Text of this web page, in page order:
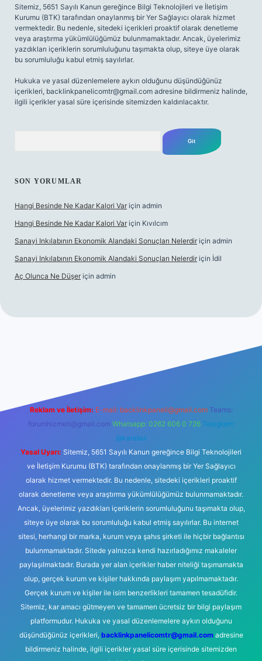
Sitemiz, 5651 Sayılı Kanun gereğince Bilgi Teknolojileri ve İletişim
Kurumu (BTK) tarafından onaylanmış bir Yer Sağlayıcı olarak hizmet
vermektedir. Bu nedenle, sitedeki içerikleri proaktif olarak denetleme
veya araştırma yükümlülüğümüz bulunmamaktadır. Ancak, üyelerimiz
yazdıkları içeriklerin sorumluluğunu taşımakta olup, siteye üye olarak
bu sorumluluğu kabul etmiş sayılırlar.
Hukuka ve yasal düzenlemelere aykırı olduğunu düşündüğünüz
içerikleri, backlinkpanelicomtr@gmail.com adresine bildirmeniz halinde,
ilgili içerikler yasal süre içerisinde sitemizden kaldırılacaktır.
SON YORUMLAR
Hangi Besinde Ne Kadar Kalori Var için admin
Hangi Besinde Ne Kadar Kalori Var için Kıvılcım
Sanayi Inkılabının Ekonomik Alandaki Sonuçları Nelerdir için admin
Sanayi Inkılabının Ekonomik Alandaki Sonuçları Nelerdir için İdil
Aç Olunca Ne Düşer için admin
Reklam ve İletişim: E-mail: backlinkpaneli@gmail.com Teams:
forumhizmeti@gmail.com Whatsapp: 0262 606 0 726 Telegram:
@karabul
Yasal Uyarı: Sitemiz, 5651 Sayılı Kanun gereğince Bilgi Teknolojileri
ve İletişim Kurumu (BTK) tarafından onaylanmış bir Yer Sağlayıcı
olarak hizmet vermektedir. Bu nedenle, sitedeki içerikleri proaktif
olarak denetleme veya araştırma yükümlülüğümüz bulunmamaktadır.
Ancak, üyelerimiz yazdıkları içeriklerin sorumluluğunu taşımakta olup,
siteye üye olarak bu sorumluluğu kabul etmiş sayılırlar. Bu internet
sitesi, herhangi bir marka, kurum veya şahıs şirketi ile hiçbir bağlantısı
bulunmamaktadır. Sitede yalnızca kendi hazırladığımız makaleler
paylaşılmaktadır. Burada yer alan içerikler haber niteliği taşımamakta
olup, gerçek kurum ve kişiler hakkında paylaşım yapılmamaktadır.
Gerçek kurum ve kişiler ile isim benzerlikleri tamamen tesadüfidir.
Sitemiz, kar amacı gütmeyen ve tamamen ücretsiz bir bilgi paylaşım
platformudur. Hukuka ve yasal düzenlemelere aykırı olduğunu
düşündüğünüz içerikleri, backlinkpanelicomtr@gmail.comadresine
bildirmeniz halinde, ilgili içerikler yasal süre içerisinde sitemizden